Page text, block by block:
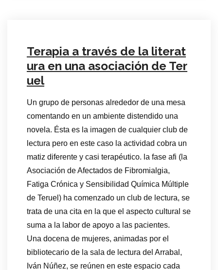
Terapia a través de la literat
ura en una asociación de Ter
uel
Un grupo de personas alrededor de una mesa
comentando en un ambiente distendido una
novela. Ésta es la imagen de cualquier club de
lectura pero en este caso la actividad cobra un
matiz diferente y casi terapéutico. la fase afi (la
Asociación de Afectados de Fibromialgia,
Fatiga Crónica y Sensibilidad Química Múltiple
de Teruel) ha comenzado un club de lectura, se
trata de una cita en la que el aspecto cultural se
suma a la labor de apoyo a las pacientes.
Una docena de mujeres, animadas por el
bibliotecario de la sala de lectura del Arrabal,
Iván Núñez, se reúnen en este espacio cada